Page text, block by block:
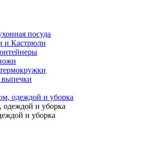
посуда
и Кастрюли
одеждой и уборка
одеждой и уборка
и уборка